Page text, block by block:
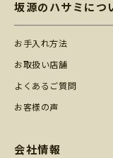
坂源のハサミにつ
お手入れ方法
お取扱い店舗
よくあるご質問
お客様の声
会社情報